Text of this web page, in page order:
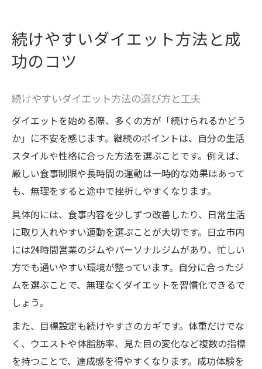
続けやすいダイエット方法と成
功のコツ
続けやすいダイエット方法の選び方と工夫
ダイエットを始める際、多くの方が「続けられるかどう
か」に不安を感じます。継続のポイントは、自分の生活
スタイルや性格に合った方法を選ぶことです。例えば、
厳しい食事制限や長時間の運動は一時的な効果はあって
も、無理をすると途中で挫折しやすくなります。
具体的には、食事内容を少しずつ改善したり、日常生活
に取り入れやすい運動を選ぶことが大切です。日立市内
には24時間営業のジムやパーソナルジムがあり、忙しい
方でも通いやすい環境が整っています。自分に合ったジ
ムを選ぶことで、無理なくダイエットを習慣化できるで
しょう。
また、目標設定も続けやすさのカギです。体重だけでな
く、ウエストや体脂肪率、見た目の変化など複数の指標
を持つことで、達成感を得やすくなります。成功体験を